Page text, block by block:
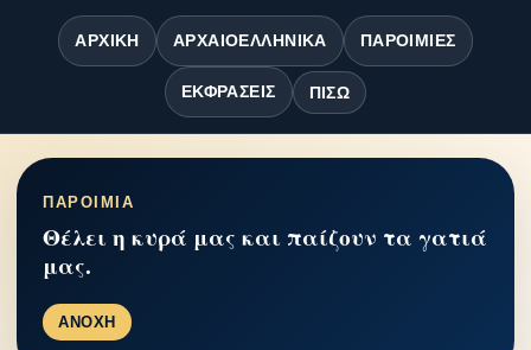
ΑΡΧΙΚΉ ΑΡΧΑΙΟΕΛΛΗΝΙΚΆ ΠΑΡΟΙΜΊΕΣ
ΕΚΦΡΆΣΕΙΣ ΠΊΣΩ
ΠΑΡΟΙΜΙΑ
Θέλει η κυρά μας και παίζουν τα γατιά
μας.
ΑΝΟΧΗ